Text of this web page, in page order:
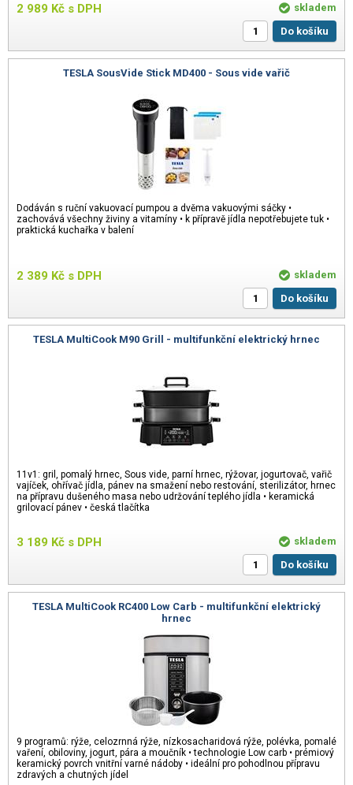
2 989 Kč s DPH
skladem
Do košíku
TESLA SousVide Stick MD400 - Sous vide vařič
Dodáván s ruční vakuovací pumpou a dvěma vakuovými sáčky •
zachovává všechny živiny a vitamíny • k přípravě jídla nepotřebujete tuk •
praktická kuchařka v balení
2 389 Kč s DPH
skladem
Do košíku
TESLA MultiCook M90 Grill - multifunkční elektrický hrnec
11v1: gril, pomalý hrnec, Sous vide, parní hrnec, rýžovar, jogurtovač, vařič
vajíček, ohřívač jídla, pánev na smažení nebo restování, sterilizátor, hrnec
na přípravu dušeného masa nebo udržování teplého jídla • keramická
grilovací pánev • česká tlačítka
3 189 Kč s DPH
skladem
Do košíku
TESLA MultiCook RC400 Low Carb - multifunkční elektrický
hrnec
9 programů: rýže, celozrnná rýže, nízkosacharidová rýže, polévka, pomalé
vaření, obiloviny, jogurt, pára a moučník • technologie Low carb • prémiový
keramický povrch vnitřní varné nádoby • ideální pro pohodlnou přípravu
zdravých a chutných jídel